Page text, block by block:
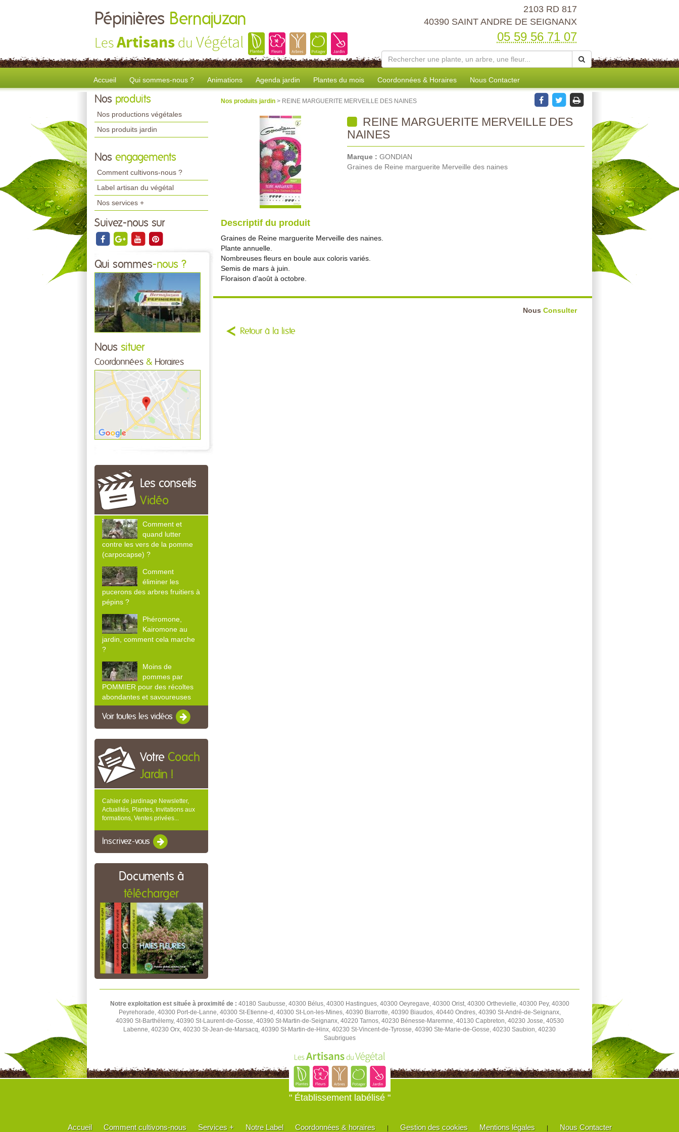
Pépinières Bernajuzan
LesArtisans du Végétal
2103 RD 817
40390 SAINT ANDRE DE SEIGNANX
05 59 56 71 07
Accueil Qui sommes-nous ? Animations Agenda jardin Plantes du mois Coordonnées & Horaires Nous Contacter
Nos produits
Nos productions végétales
Nos produits jardin
Nos engagements
Comment cultivons-nous ?
Label artisan du végétal
Nos services +
Suivez-nous sur
Qui sommes-nous ?
Nous situer
Coordonnées & Horaires
Les conseils
Vidéo
Comment et
quand lutter
contre les vers de la pomme
(carpocapse) ?
Comment
éliminer les
pucerons des arbres fruitiers à
pépins ?
Phéromone,
Kairomone au
jardin, comment cela marche
?
Moins de
pommes par
POMMIER pour des récoltes
abondantes et savoureuses
Voir toutes les vidéos
Votre Coach
Jardin !
Cahier de jardinage Newsletter,
Actualités, Plantes, Invitations aux
formations, Ventes privées...
Inscrivez-vous
Documents à
télécharger
Nos produits jardin > REINE MARGUERITE MERVEILLE DES NAINES
REINE MARGUERITE MERVEILLE DES
NAINES
Marque : GONDIAN
Graines de Reine marguerite Merveille des naines
Descriptif du produit
Graines de Reine marguerite Merveille des naines.
Plante annuelle.
Nombreuses fleurs en boule aux coloris variés.
Semis de mars à juin.
Floraison d'août à octobre.
Nous Consulter
Retour à la liste
Notre exploitation est située à proximité de : 40180 Saubusse, 40300 Bélus, 40300 Hastingues, 40300 Oeyregave, 40300 Orist, 40300 Orthevielle, 40300 Pey, 40300
Peyrehorade, 40300 Port-de-Lanne, 40300 St-Etienne-d, 40300 St-Lon-les-Mines, 40390 Biarrotte, 40390 Biaudos, 40440 Ondres, 40390 St-André-de-Seignanx,
40390 St-Barthélemy, 40390 St-Laurent-de-Gosse, 40390 St-Martin-de-Seignanx, 40220 Tarnos, 40230 Bénesse-Maremne, 40130 Capbreton, 40230 Josse, 40530
Labenne, 40230 Orx, 40230 St-Jean-de-Marsacq, 40390 St-Martin-de-Hinx, 40230 St-Vincent-de-Tyrosse, 40390 Ste-Marie-de-Gosse, 40230 Saubion, 40230
Saubrigues
" Établissement labélisé "
Accueil Comment cultivons-nous Services + Notre Label Coordonnées & horaires Gestion des cookies Mentions légales Nous Contacter